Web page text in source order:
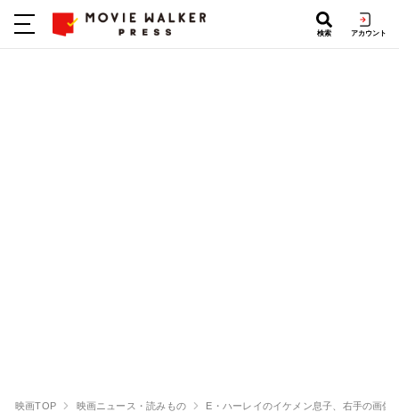
検索 アカウント
映画TOP 映画ニュース・読みもの E・ハーレイのイケメン息子、右手の画像